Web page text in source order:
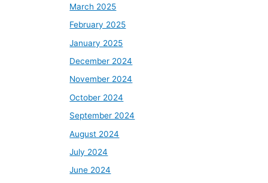
March 2025
February 2025
January 2025
December 2024
November 2024
October 2024
September 2024
August 2024
July 2024
June 2024